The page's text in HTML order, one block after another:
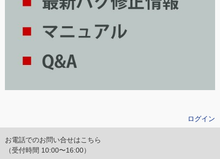
ログイン
お電話でのお問い合せはこちら
（受付時間 10:00〜16:00）